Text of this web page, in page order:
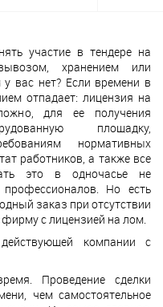
участие в тендере на
хранением или
вас нет? Если времени в
отпадает: лицензия на
для ее получения
площадку,
нормативных
работников, а также все
это в одночасье не
Но есть
заказ при отсутствии
с лицензией на лом.
компании с
Проведение сделки
чем самостоятельное